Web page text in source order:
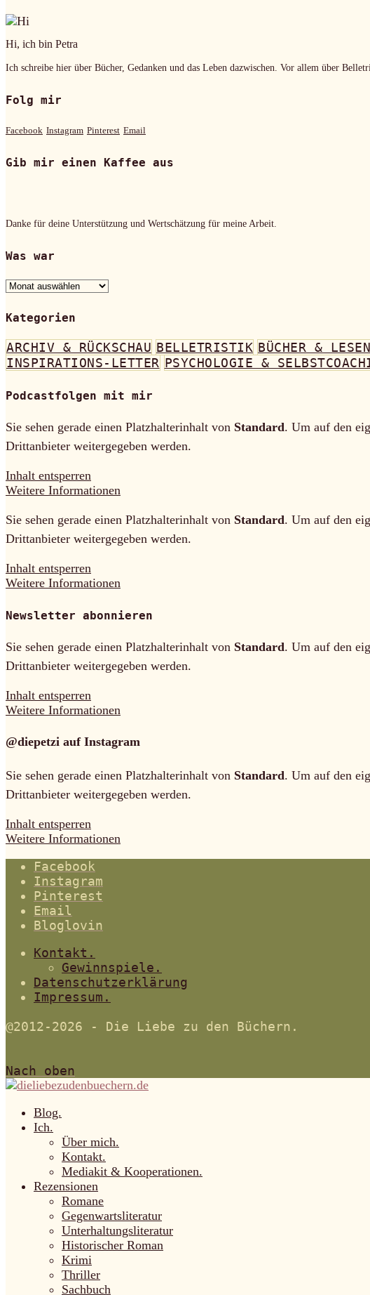
Hi, ich bin Petra
Ich schreibe hier über Bücher, Gedanken und das Leben dazwischen. Vor allem über
Folg mir
Facebook Instagram Pinterest Email
Gib mir einen Kaffee aus
Danke für deine Unterstützung und Wertschätzung für meine Arbeit.
Was war
Was
Kategorien
ARCHIV & RÜCKSCHAU BELLETRISTIK BÜCHER & LESEN
INSPIRATIONS-LETTER PSYCHOLOGIE &
Podcastfolgen mit mir
Sie sehen gerade einen Platzhalterinhalt von Standard. Um auf den
Drittanbieter weitergegeben werden.
Inhalt entsperren
Weitere Informationen
Sie sehen gerade einen Platzhalterinhalt von Standard. Um auf den
Drittanbieter weitergegeben werden.
Inhalt entsperren
Weitere Informationen
Newsletter abonnieren
Sie sehen gerade einen Platzhalterinhalt von Standard. Um auf den
Drittanbieter weitergegeben werden.
Inhalt entsperren
Weitere Informationen
@diepetzi auf Instagram
Sie sehen gerade einen Platzhalterinhalt von Standard. Um auf den
Drittanbieter weitergegeben werden.
Inhalt entsperren
Weitere Informationen
Facebook
Instagram
Pinterest
Email
Bloglovin
Kontakt.
Gewinnspiele.
Datenschutzerklärung
Impressum.
@2012-2026 - Die Liebe zu den Büchern.
Nach oben
Blog.
Ich.
Über mich.
Kontakt.
Mediakit & Kooperationen.
Rezensionen
Romane
Gegenwartsliteratur
Unterhaltungsliteratur
Historischer Roman
Krimi
Thriller
Sachbuch